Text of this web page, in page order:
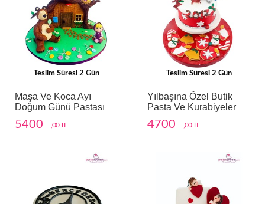
Teslim Süresi 2 Gün
Maşa Ve Koca Ayı
Doğum Günü Pastası
5400 ,00 TL
Teslim Süresi 2 Gün
Yılbaşına Özel Butik
Pasta Ve Kurabiyeler
4700 ,00 TL